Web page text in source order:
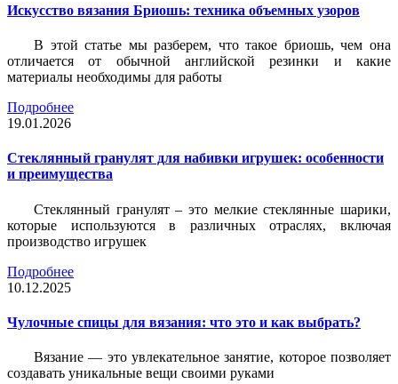
Искусство вязания Бриошь: техника объемных узоров
В этой статье мы разберем, что такое бриошь, чем она
отличается от обычной английской резинки и какие
материалы необходимы для работы
Подробнее
19.01.2026
Стеклянный гранулят для набивки игрушек: особенности
и преимущества
Стеклянный гранулят – это мелкие стеклянные шарики,
которые используются в различных отраслях, включая
производство игрушек
Подробнее
10.12.2025
Чулочные спицы для вязания: что это и как выбрать?
Вязание — это увлекательное занятие, которое позволяет
создавать уникальные вещи своими руками